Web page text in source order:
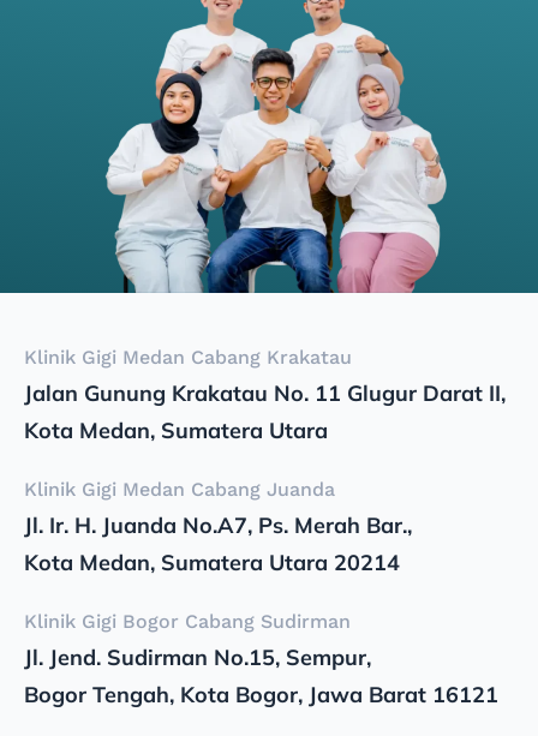
Klinik Gigi Medan Cabang Krakatau
Jalan Gunung Krakatau No. 11 Glugur Darat II,
Kota Medan, Sumatera Utara
Klinik Gigi Medan Cabang Juanda
Jl. Ir. H. Juanda No.A7, Ps. Merah Bar.,
Kota Medan, Sumatera Utara 20214
Klinik Gigi Bogor Cabang Sudirman
Jl. Jend. Sudirman No.15, Sempur,
Bogor Tengah, Kota Bogor, Jawa Barat 16121